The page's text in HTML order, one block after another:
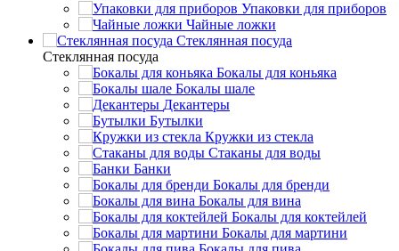
Упаковки для приборов
Чайные ложки
Стеклянная посуда
Стеклянная посуда
Бокалы для коньяка
Бокалы шале
Декантеры
Бутылки
Кружки из стекла
Стаканы для воды
Банки
Бокалы для бренди
Бокалы для вина
Бокалы для коктейлей
Бокалы для мартини